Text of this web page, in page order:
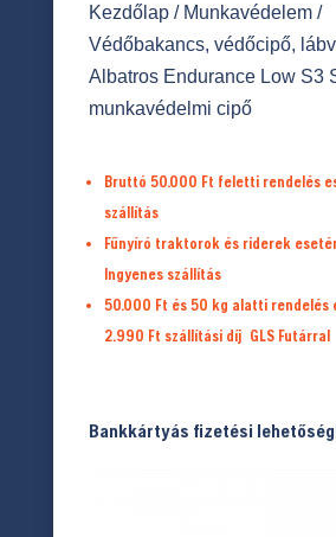
Kezdőlap/ Munkavédelem/
Védőbakancs, védőcipő,
Albatros Endurance Low S3
munkavédelmi cipő
Bruttó 50.000 Ft feletti rendelés
szállítás
Fűnyíró traktorok és riderek
Ingyenes szállítás
50.000 Ft és 50 kg alatti rendelés
2.990 Ft szállítási díj GLS Futárral
Bankkártyás fizetési